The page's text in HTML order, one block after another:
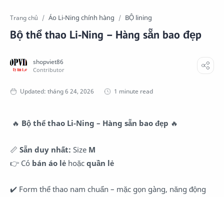
Trang chủ Áo Li-Ning chính hàng BỘ lining
Bộ thể thao Li‑Ning – Hàng sẵn bao đẹp
1 minute read
🔥 Bộ thể thao Li‑Ning – Hàng sẵn bao đẹp 🔥
📏 Sẵn duy nhất: Size M
👉 Có bán áo lẻ hoặc quần lẻ
✔️ Form thể thao nam chuẩn – mặc gọn gàng, năng động